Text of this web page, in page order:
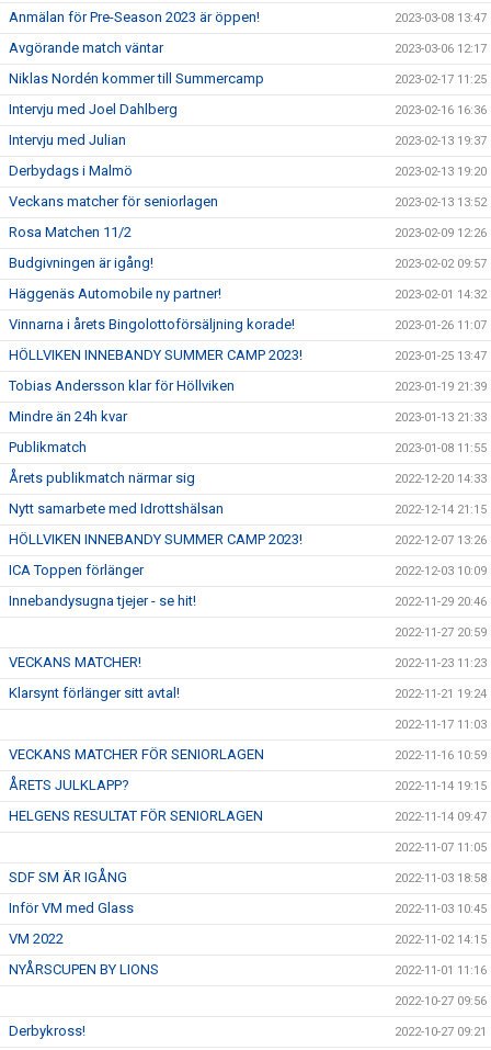
Anmälan för Pre-Season 2023 är öppen! 2023-03-08 13:47
Avgörande match väntar 2023-03-06 12:17
Niklas Nordén kommer till Summercamp 2023-02-17 11:25
Intervju med Joel Dahlberg 2023-02-16 16:36
Intervju med Julian 2023-02-13 19:37
Derbydags i Malmö 2023-02-13 19:20
Veckans matcher för seniorlagen 2023-02-13 13:52
Rosa Matchen 11/2 2023-02-09 12:26
Budgivningen är igång! 2023-02-02 09:57
Häggenäs Automobile ny partner! 2023-02-01 14:32
Vinnarna i årets Bingolottoförsäljning korade! 2023-01-26 11:07
HÖLLVIKEN INNEBANDY SUMMER CAMP 2023! 2023-01-25 13:47
Tobias Andersson klar för Höllviken 2023-01-19 21:39
Mindre än 24h kvar 2023-01-13 21:33
Publikmatch 2023-01-08 11:55
Årets publikmatch närmar sig 2022-12-20 14:33
Nytt samarbete med Idrottshälsan 2022-12-14 21:15
HÖLLVIKEN INNEBANDY SUMMER CAMP 2023! 2022-12-07 13:26
ICA Toppen förlänger 2022-12-03 10:09
Innebandysugna tjejer - se hit! 2022-11-29 20:46
2022-11-27 20:59
VECKANS MATCHER! 2022-11-23 11:23
Klarsynt förlänger sitt avtal! 2022-11-21 19:24
2022-11-17 11:03
VECKANS MATCHER FÖR SENIORLAGEN 2022-11-16 10:59
ÅRETS JULKLAPP? 2022-11-14 19:15
HELGENS RESULTAT FÖR SENIORLAGEN 2022-11-14 09:47
2022-11-07 11:05
SDF SM ÄR IGÅNG 2022-11-03 18:58
Inför VM med Glass 2022-11-03 10:45
VM 2022 2022-11-02 14:15
NYÅRSCUPEN BY LIONS 2022-11-01 11:16
2022-10-27 09:56
Derbykross! 2022-10-27 09:21